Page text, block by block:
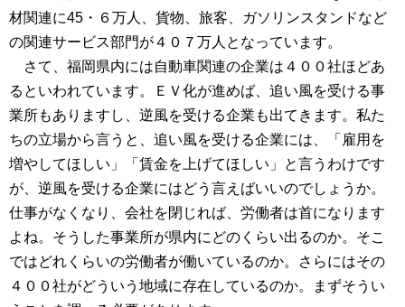
材関連に45・６万人、貨物、旅客、ガソリンスタンドなど
の関連サービス部門が４０７万人となっています。
さて、福岡県内には自動車関連の企業は４００社ほどあ
るといわれています。ＥＶ化が進めば、追い風を受ける事
業所もありますし、逆風を受ける企業も出てきます。私た
ちの立場から言うと、追い風を受ける企業には、「雇用を
増やしてほしい」「賃金を上げてほしい」と言うわけです
が、逆風を受ける企業にはどう言えばいいのでしょうか。
仕事がなくなり、会社を閉じれば、労働者は首になります
よね。そうした事業所が県内にどのくらい出るのか。そこ
ではどれくらいの労働者が働いているのか。さらにはその
４００社がどういう地域に存在しているのか。まずそうい